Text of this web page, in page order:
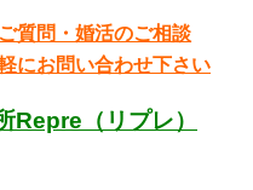
質問・婚活のご相談
にお問い合わせ下さい
Repre（リプレ）